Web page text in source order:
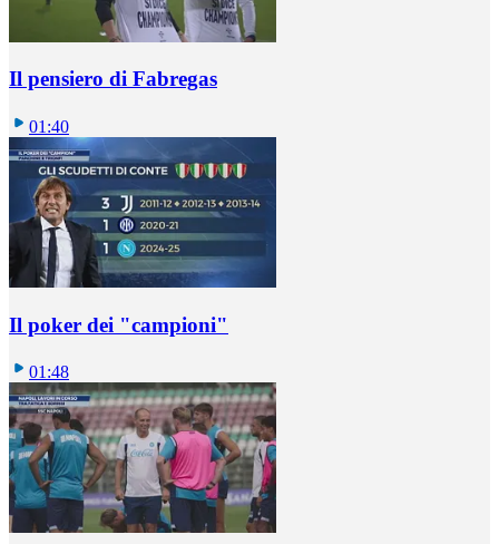
Il pensiero di Fabregas
01:40
Il poker dei "campioni"
01:48